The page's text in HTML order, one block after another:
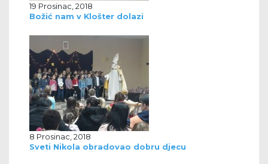
19 Prosinac, 2018
Božić nam v Klošter dolazi
8 Prosinac, 2018
Sveti Nikola obradovao dobru djecu